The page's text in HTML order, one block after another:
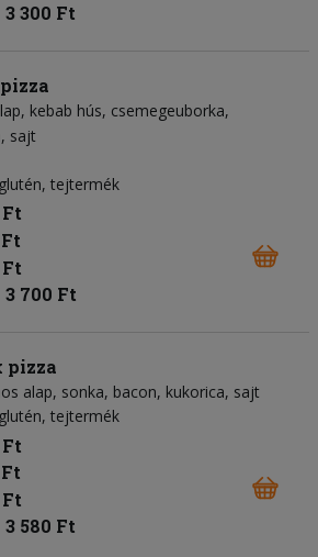
3 300 Ft
kebab hús csemegeuborka
sajt
tejtermék
Ft
3 700 Ft
pizza
alap sonka bacon kukorica sajt
tejtermék
Ft
3 580 Ft